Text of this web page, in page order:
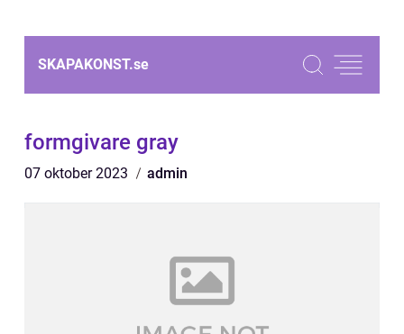
SKAPAKONST.se
formgivare gray
07 oktober 2023 admin